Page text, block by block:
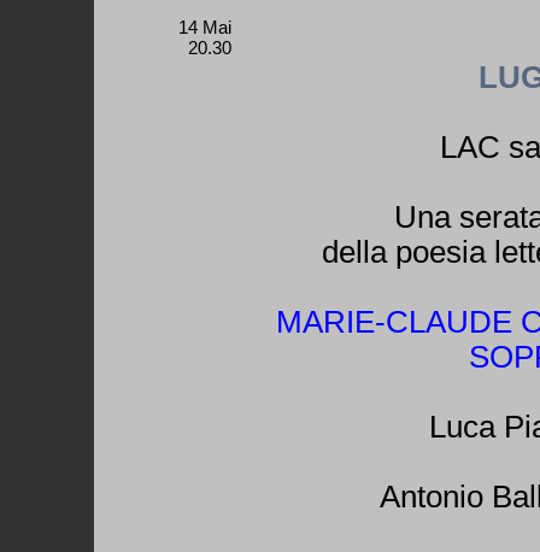
14 Mai
20.30
LAC
Una
della poesia
MARIE-CLAUDE
Luca
Antonio